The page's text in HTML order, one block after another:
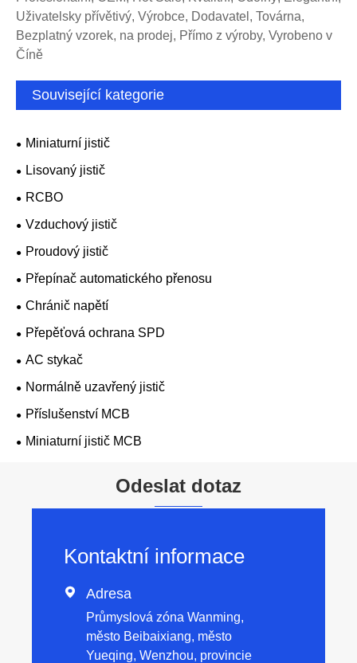
Uživatelsky přívětivý, Výrobce, Dodavatel, Továrna,
Bezplatný vzorek, na prodej, Přímo z výroby, Vyrobeno v
Číně
Související kategorie
Miniaturní jistič
Lisovaný jistič
RCBO
Vzduchový jistič
Proudový jistič
Přepínač automatického přenosu
Chránič napětí
Přepěťová ochrana SPD
AC stykač
Normálně uzavřený jistič
Příslušenství MCB
Miniaturní jistič MCB
Odeslat dotaz
Kontaktní informace
 Adresa
Průmyslová zóna Wanming,
město Beibaixiang, město
Yueqing, Wenzhou, provincie